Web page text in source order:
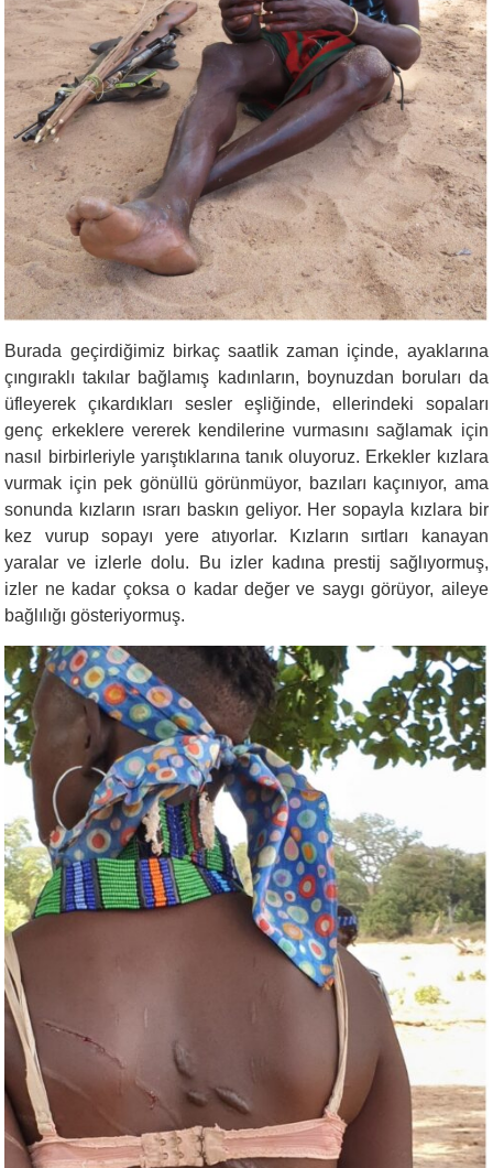
Burada geçirdiğimiz birkaç saatlik zaman içinde, ayaklarına
çıngıraklı takılar bağlamış kadınların, boynuzdan boruları da
üfleyerek çıkardıkları sesler eşliğinde, ellerindeki sopaları
genç erkeklere vererek kendilerine vurmasını sağlamak için
nasıl birbirleriyle yarıştıklarına tanık oluyoruz. Erkekler kızlara
vurmak için pek gönüllü görünmüyor, bazıları kaçınıyor, ama
sonunda kızların ısrarı baskın geliyor. Her sopayla kızlara bir
kez vurup sopayı yere atıyorlar. Kızların sırtları kanayan
yaralar ve izlerle dolu. Bu izler kadına prestij sağlıyormuş,
izler ne kadar çoksa o kadar değer ve saygı görüyor, aileye
bağlılığı gösteriyormuş.